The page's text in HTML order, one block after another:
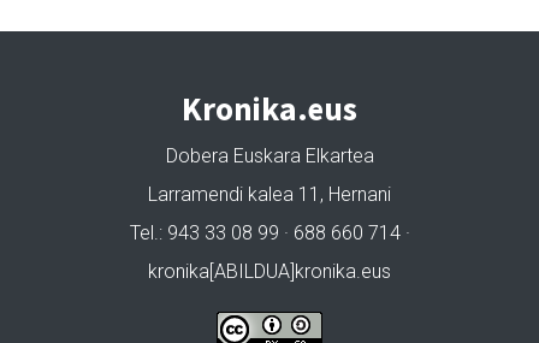
Kronika.eus
Dobera Euskara Elkartea
Larramendi kalea 11, Hernani
Tel.: 943 33 08 99 · 688 660 714 ·
kronika[ABILDUA]kronika.eus